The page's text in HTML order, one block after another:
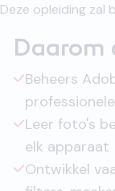
Deze opleiding zal
Daarom
Beheers
Leer foto's
elk apparaat
Ontwikkel